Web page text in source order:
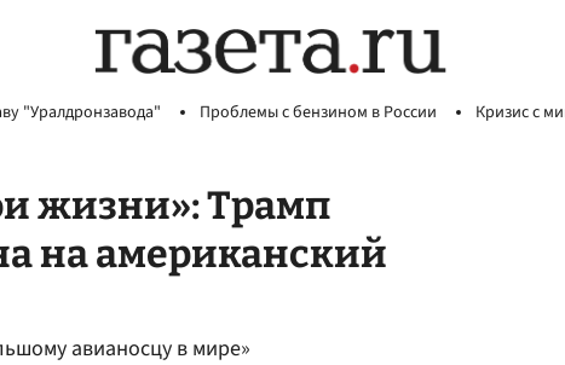
"Уралдронзавода" Проблемы с бензином в России Кризис с
жизни»: Трамп
на американский
авианосцу в мире»